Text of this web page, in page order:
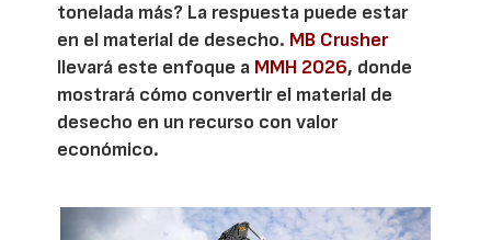
tonelada más? La respuesta puede estar
en el material de desecho. MB Crusher
llevará este enfoque a MMH 2026, donde
mostrará cómo convertir el material de
desecho en un recurso con valor
económico.